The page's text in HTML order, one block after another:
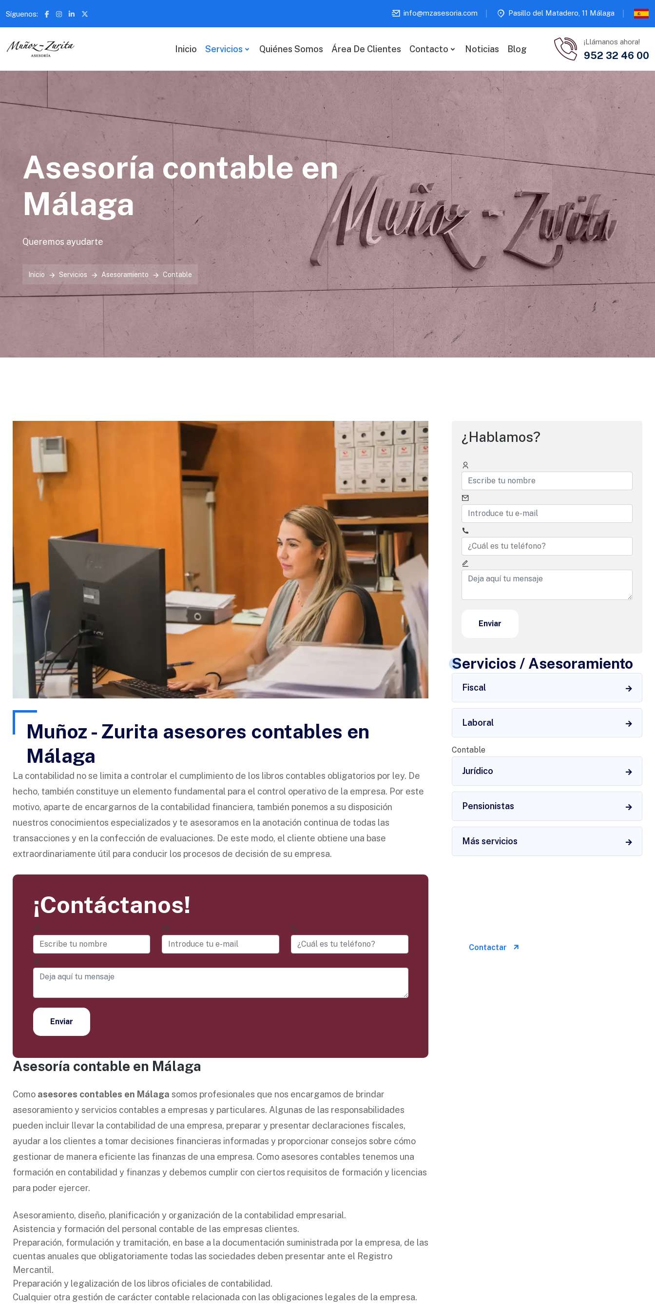
Síguenos: info@mzasesoria.com Pasillo del Matadero, 11 Málaga
Inicio Servicios Quiénes Somos Área De Clientes Contacto Noticias Blog
¡Llámanos ahora!
952 32 46 00
Asesoría contable en
Málaga
Queremos ayudarte
Inicio Servicios Asesoramiento Contable
Muñoz - Zurita asesores contables en
Málaga
La contabilidad no se limita a controlar el cumplimiento de los libros contables obligatorios por ley. De
hecho, también constituye un elemento fundamental para el control operativo de la empresa. Por este
motivo, aparte de encargarnos de la contabilidad financiera, también ponemos a su disposición
nuestros conocimientos especializados y te asesoramos en la anotación continua de todas las
transacciones y en la confección de evaluaciones. De este modo, el cliente obtiene una base
extraordinariamente útil para conducir los procesos de decisión de su empresa.
¡Contáctanos!
Enviar
Asesoría contable en Málaga
Como asesores contables en Málaga somos profesionales que nos encargamos de brindar
asesoramiento y servicios contables a empresas y particulares. Algunas de las responsabilidades
pueden incluir llevar la contabilidad de una empresa, preparar y presentar declaraciones fiscales,
ayudar a los clientes a tomar decisiones financieras informadas y proporcionar consejos sobre cómo
gestionar de manera eficiente las finanzas de una empresa. Como asesores contables tenemos una
formación en contabilidad y finanzas y debemos cumplir con ciertos requisitos de formación y licencias
para poder ejercer.
Asesoramiento, diseño, planificación y organización de la contabilidad empresarial.
Asistencia y formación del personal contable de las empresas clientes.
Preparación, formulación y tramitación, en base a la documentación suministrada por la empresa, de las
cuentas anuales que obligatoriamente todas las sociedades deben presentar ante el Registro
Mercantil.
Preparación y legalización de los libros oficiales de contabilidad.
Cualquier otra gestión de carácter contable relacionada con las obligaciones legales de la empresa.
¿Hablamos?
Enviar
Servicios / Asesoramiento
Fiscal
Laboral
Contable
Jurídico
Pensionistas
Más servicios
Contactar